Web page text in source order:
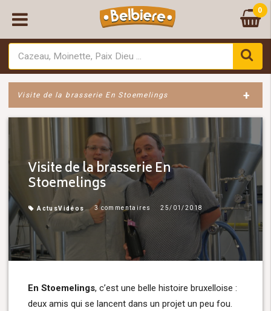
0
Visite de la brasserie En Stoemelings +
Visite de la brasserie En
Stoemelings
ActusVidéos 3 commentaires 25/01/2018
En Stoemelings, c’est une belle histoire bruxelloise :
deux amis qui se lancent dans un projet un peu fou.